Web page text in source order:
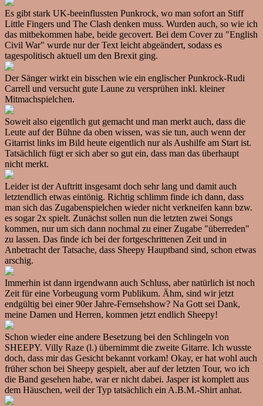
Es gibt stark UK-beeinflussten Punkrock, wo man sofort an Stiff
Little Fingers und The Clash denken muss. Wurden auch, so wie ich
das mitbekommen habe, beide gecovert. Bei dem Cover zu "English
Civil War" wurde nur der Text leicht abgeändert, sodass es
tagespolitisch aktuell um den Brexit ging.
Der Sänger wirkt ein bisschen wie ein englischer Punkrock-Rudi
Carrell und versucht gute Laune zu versprühen inkl. kleiner
Mitmachspielchen.
Soweit also eigentlich gut gemacht und man merkt auch, dass die
Leute auf der Bühne da oben wissen, was sie tun, auch wenn der
Gitarrist links im Bild heute eigentlich nur als Aushilfe am Start ist.
Tatsächlich fügt er sich aber so gut ein, dass man das überhaupt
nicht merkt.
Leider ist der Auftritt insgesamt doch sehr lang und damit auch
letztendlich etwas eintönig. Richtig schlimm finde ich dann, dass
man sich das Zugabenspielchen wieder nicht verkneifen kann bzw.
es sogar 2x spielt. Zunächst sollen nun die letzten zwei Songs
kommen, nur um sich dann nochmal zu einer Zugabe "überreden"
zu lassen. Das finde ich bei der fortgeschrittenen Zeit und in
Anbetracht der Tatsache, dass Sheepy Hauptband sind, schon etwas
arschig.
Immerhin ist dann irgendwann auch Schluss, aber natürlich ist noch
Zeit für eine Vorbeugung vorm Publikum. Ähm, sind wir jetzt
endgültig bei einer 90er Jahre-Fernsehshow? Na Gott sei Dank,
meine Damen und Herren, kommen jetzt endlich Sheepy!
Schon wieder eine andere Besetzung bei den Schlingeln von
SHEEPY. Villy Raze (l.) übernimmt die zweite Gitarre. Ich wusste
doch, dass mir das Gesicht bekannt vorkam! Okay, er hat wohl auch
früher schon bei Sheepy gespielt, aber auf der letzten Tour, wo ich
die Band gesehen habe, war er nicht dabei. Jasper ist komplett aus
dem Häuschen, weil der Typ tatsächlich ein A.B.M.-Shirt anhat.